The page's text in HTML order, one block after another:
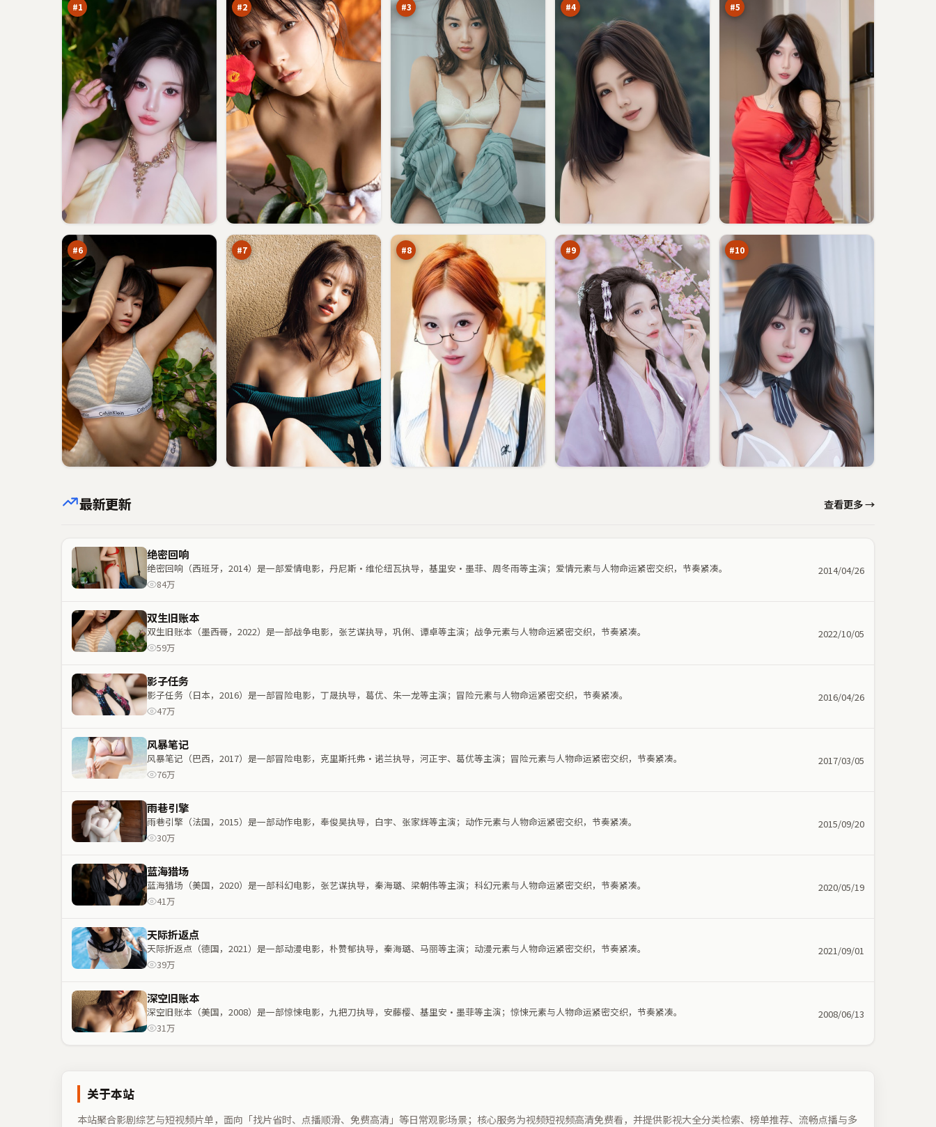
#1 #2 #3 #4 #5
#6
蓝
海
场
92
万
#7
信
号
91
万
#8
断
桥
追
凶
91
万
#9
局万
#10
影
之
下万
最新更新 查看更多 →
绝密回响
绝密回响（西班牙，2014）是一部爱情电影，丹尼斯·维伦纽瓦执导，基里安·墨菲、周冬雨等主演；爱情元素与人物命运紧密交织，节奏紧凑。
84万
2014/04/26
双生旧账本
双生旧账本（墨西哥，2022）是一部战争电影，张艺谋执导，巩俐、谭卓等主演；战争元素与人物命运紧密交织，节奏紧凑。
59万
2022/10/05
影子任务
影子任务（日本，2016）是一部冒险电影，丁晟执导，葛优、朱一龙等主演；冒险元素与人物命运紧密交织，节奏紧凑。
47万
2016/04/26
风暴笔记
风暴笔记（巴西，2017）是一部冒险电影，克里斯托弗·诺兰执导，河正宇、葛优等主演；冒险元素与人物命运紧密交织，节奏紧凑。
76万
2017/03/05
雨巷引擎
雨巷引擎（法国，2015）是一部动作电影，奉俊昊执导，白宇、张家辉等主演；动作元素与人物命运紧密交织，节奏紧凑。
30万
2015/09/20
蓝海猎场
蓝海猎场（美国，2020）是一部科幻电影，张艺谋执导，秦海璐、梁朝伟等主演；科幻元素与人物命运紧密交织，节奏紧凑。
41万
2020/05/19
天际折返点
天际折返点（德国，2021）是一部动漫电影，朴赞郁执导，秦海璐、马丽等主演；动漫元素与人物命运紧密交织，节奏紧凑。
39万
2021/09/01
深空旧账本
深空旧账本（美国，2008）是一部惊悚电影，九把刀执导，安藤樱、基里安·墨菲等主演；惊悚元素与人物命运紧密交织，节奏紧凑。
31万
2008/06/13
关于本站
本站聚合影剧综艺与短视频片单，面向「找片省时、点播顺滑、免费高清」等日常观影场景；核心服务为视频短视频高清免费看，并提供影视大全分类检索、榜单推荐、流畅点播与多